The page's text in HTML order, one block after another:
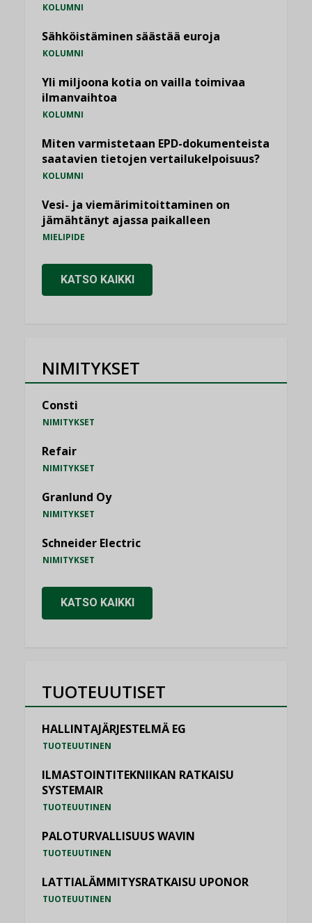
KOLUMNI
Sähköistäminen säästää euroja
KOLUMNI
Yli miljoona kotia on vailla toimivaa
ilmanvaihtoa
KOLUMNI
Miten varmistetaan EPD-dokumenteista
saatavien tietojen vertailukelpoisuus?
KOLUMNI
Vesi- ja viemärimitoittaminen on
jämähtänyt ajassa paikalleen
MIELIPIDE
KATSO KAIKKI
NIMITYKSET
Consti
NIMITYKSET
Refair
NIMITYKSET
Granlund Oy
NIMITYKSET
Schneider Electric
NIMITYKSET
KATSO KAIKKI
TUOTEUUTISET
HALLINTAJÄRJESTELMÄ EG
TUOTEUUTINEN
ILMASTOINTITEKNIIKAN RATKAISU
SYSTEMAIR
TUOTEUUTINEN
PALOTURVALLISUUS WAVIN
TUOTEUUTINEN
LATTIALÄMMITYSRATKAISU UPONOR
TUOTEUUTINEN